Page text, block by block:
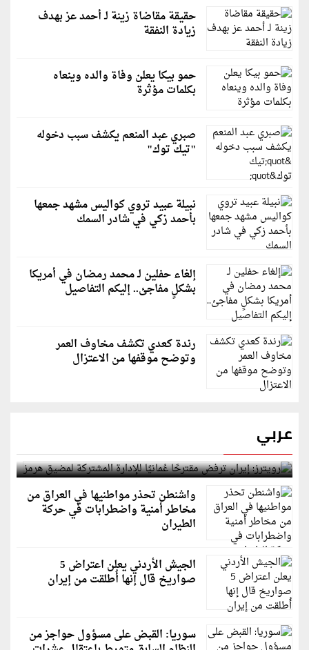
حقيقة مقاضاة زينة لـ أحمد عز بهدف
زيادة النفقة
حمو بيكا يعلن وفاة والده وينعاه
بكلمات مؤثرة
صبري عبد المنعم يكشف سبب دخوله
"تيك توك"
نبيلة عبيد تروي كواليس مشهد جمعها
بأحمد زكي في شادر السمك
إلغاء حفلين لـ محمد رمضان في أمريكا
بشكلٍ مفاجئ.. إليكم التفاصيل
رندة كعدي تكشف مخاوف العمر
وتوضح موقفها من الاعتزال
عربي
رويترز: إيران ترفض مقترحًا عُمانيًا للإدارة المشتركة
لمضيق هرمز
واشنطن تحذر مواطنيها في العراق من
مخاطر أمنية واضطرابات في حركة
الطيران
الجيش الأردني يعلن اعتراض 5
صواريخ قال إنها أُطلقت من إيران
سوريا: القبض على مسؤول حواجز من